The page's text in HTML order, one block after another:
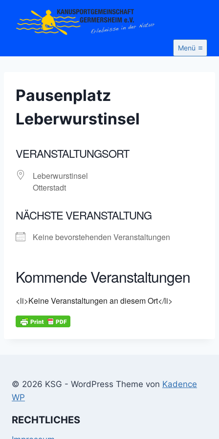
Inhalt
springen
Menü
Pausenplatz
Leberwurstinsel
VERANSTALTUNGSORT
Leberwurstinsel
Otterstadt
NÄCHSTE VERANSTALTUNG
Keine bevorstehenden Veranstaltungen
Kommende Veranstaltungen
<li>Keine Veranstaltungen an diesem Ort</li>
© 2026 KSG - WordPress Theme von Kadence
WP
RECHTLICHES